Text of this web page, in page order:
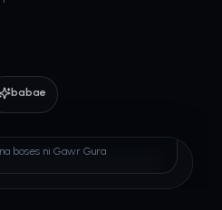
babae
boses ni Gawr Gura